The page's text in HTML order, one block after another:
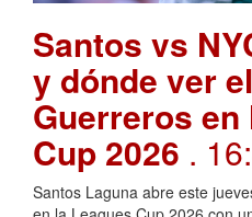
Santos vs
y dónde ver
Guerreros en
Cup 2026 .
Santos Laguna abre este